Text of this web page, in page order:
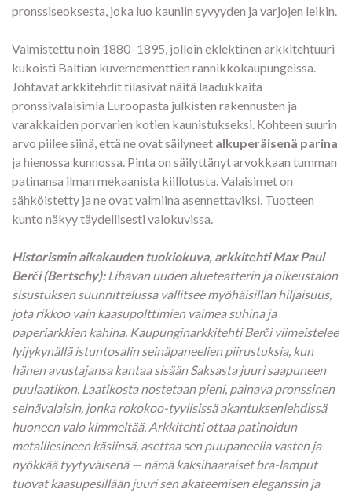
pronssiseoksesta, joka luo kauniin syvyyden ja varjojen leikin.
Valmistettu noin 1880–1895, jolloin eklektinen arkkitehtuuri
kukoisti Baltian kuvernementtien rannikkokaupungeissa.
Johtavat arkkitehdit tilasivat näitä laadukkaita
pronssivalaisimia Euroopasta julkisten rakennusten ja
varakkaiden porvarien kotien kaunistukseksi. Kohteen suurin
arvo piilee siinä, että ne ovat säilyneet alkuperäisenä parina
ja hienossa kunnossa. Pinta on säilyttänyt arvokkaan tumman
patinansa ilman mekaanista kiillotusta. Valaisimet on
sähköistetty ja ne ovat valmiina asennettaviksi. Tuotteen
kunto näkyy täydellisesti valokuvissa.
Historismin aikakauden tuokiokuva, arkkitehti Max Paul
Berči (Bertschy): Libavan uuden alueteatterin ja oikeustalon
sisustuksen suunnittelussa vallitsee myöhäisillan hiljaisuus,
jota rikkoo vain kaasupolttimien vaimea suhina ja
paperiarkkien kahina. Kaupunginarkkitehti Berči viimeistelee
lyijykynällä istuntosalin seinäpaneelien piirustuksia, kun
hänen avustajansa kantaa sisään Saksasta juuri saapuneen
puulaatikon. Laatikosta nostetaan pieni, painava pronssinen
seinävalaisin, jonka rokokoo-tyylisissä akantuksenlehdissä
huoneen valo kimmeltää. Arkkitehti ottaa patinoidun
metalliesineen käsiinsä, asettaa sen puupaneelia vasten ja
nyökkää tyytyväisenä — nämä kaksihaaraiset bra-lamput
tuovat kaasupesillään juuri sen akateemisen eleganssin ja